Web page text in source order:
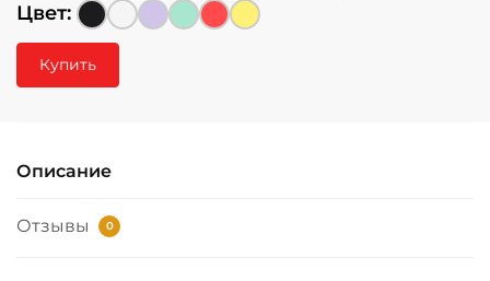
Цвет:
Купить
Описание
Отзывы 0